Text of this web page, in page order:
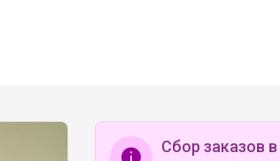
Сбор заказов